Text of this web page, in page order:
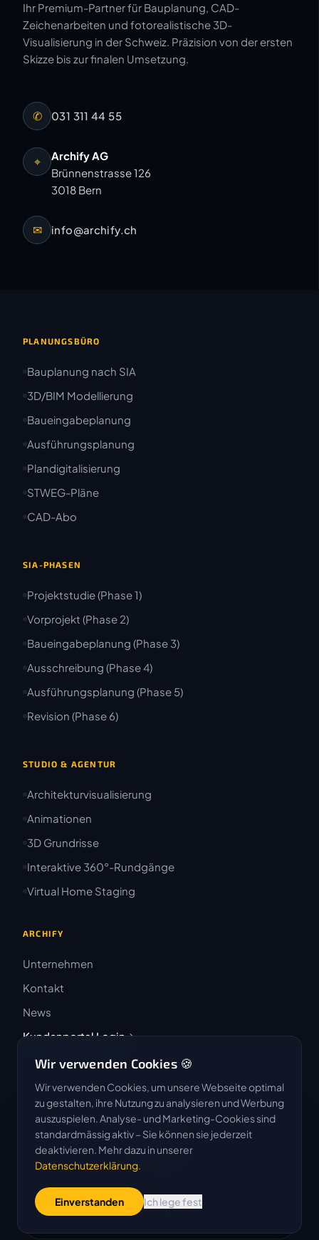
Ihr Premium-Partner für Bauplanung, CAD-
Zeichenarbeiten und fotorealistische 3D-
Visualisierung in der Schweiz. Präzision von der ersten
Skizze bis zur finalen Umsetzung.
✆ 031 311 44 55
⌖
Archify AG
Brünnenstrasse 126
3018 Bern
✉ info@archify.ch
PLANUNGSBÜRO
Bauplanung nach SIA
3D/BIM Modellierung
Baueingabeplanung
Ausführungsplanung
Plandigitalisierung
STWEG-Pläne
CAD-Abo
SIA-PHASEN
Projektstudie (Phase 1)
Vorprojekt (Phase 2)
Baueingabeplanung (Phase 3)
Ausschreibung (Phase 4)
Ausführungsplanung (Phase 5)
Revision (Phase 6)
STUDIO & AGENTUR
Architekturvisualisierung
Animationen
3D Grundrisse
Interaktive 360°-Rundgänge
Virtual Home Staging
ARCHIFY
Unternehmen
Kontakt
News
Kundenportal Login
4.9 / 5
★★★★★
Basierend auf 50 Bewertungen
Google
Wir verwenden Cookies 🍪
Wir verwenden Cookies, um unsere Webseite optimal
zu gestalten, ihre Nutzung zu analysieren und Werbung
auszuspielen. Analyse- und Marketing-Cookies sind
standardmässig aktiv – Sie können sie jederzeit
deaktivieren. Mehr dazu in unserer
Datenschutzerklärung.
Einverstanden Ich lege fest